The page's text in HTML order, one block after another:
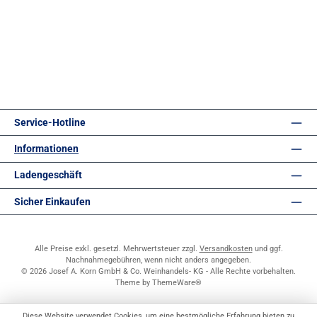
Service-Hotline
Informationen
Ladengeschäft
Sicher Einkaufen
Alle Preise exkl. gesetzl. Mehrwertsteuer zzgl. Versandkostenund ggf.
Nachnahmegebühren, wenn nicht anders angegeben.
© 2026 Josef A. Korn GmbH & Co. Weinhandels- KG - Alle Rechte vorbehalten.
Theme by ThemeWare®